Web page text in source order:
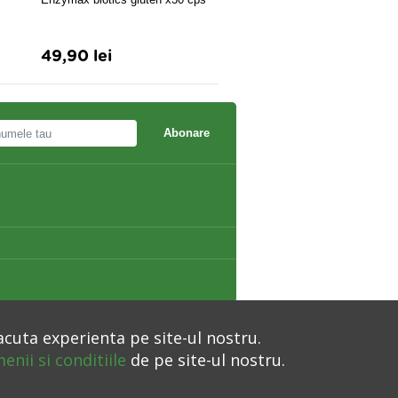
49,90 lei
Abonare
experienta pe site-ul nostru.
si conditiile de pe site-ul nostru.